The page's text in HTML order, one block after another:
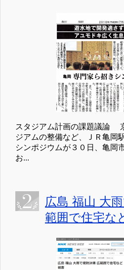
スタジアム計画の課題議論
ジアムの整備など、ＪＲ亀岡
シンポジウムが３０日、亀岡
お...
広島 福山 大
範囲で住宅な